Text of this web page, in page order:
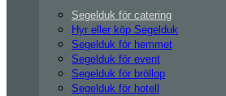
Segelduk för catering
Hyr eller köp Segelduk
Segelduk för hemmet
Segelduk för event
Segelduk för bröllop
Segelduk för hotell